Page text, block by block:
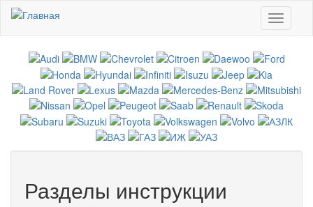
Перейти к основному содержанию
Toggle
Разделы инструкции